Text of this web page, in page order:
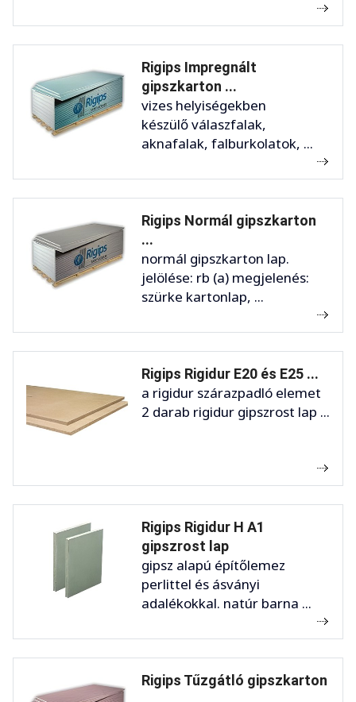
Rigips Impregnált
gipszkarton ...
vizes helyiségekben
készülő válaszfalak,
aknafalak, falburkolatok, ...
Rigips Normál gipszkarton
...
normál gipszkarton lap.
jelölése: rb (a) megjelenés:
szürke kartonlap, ...
Rigips Rigidur E20 és E25 ...
a rigidur szárazpadló elemet
2 darab rigidur gipszrost lap ...
Rigips Rigidur H A1
gipszrost lap
gipsz alapú építőlemez
perlittel és ásványi
adalékokkal. natúr barna ...
Rigips Tűzgátló gipszkarton